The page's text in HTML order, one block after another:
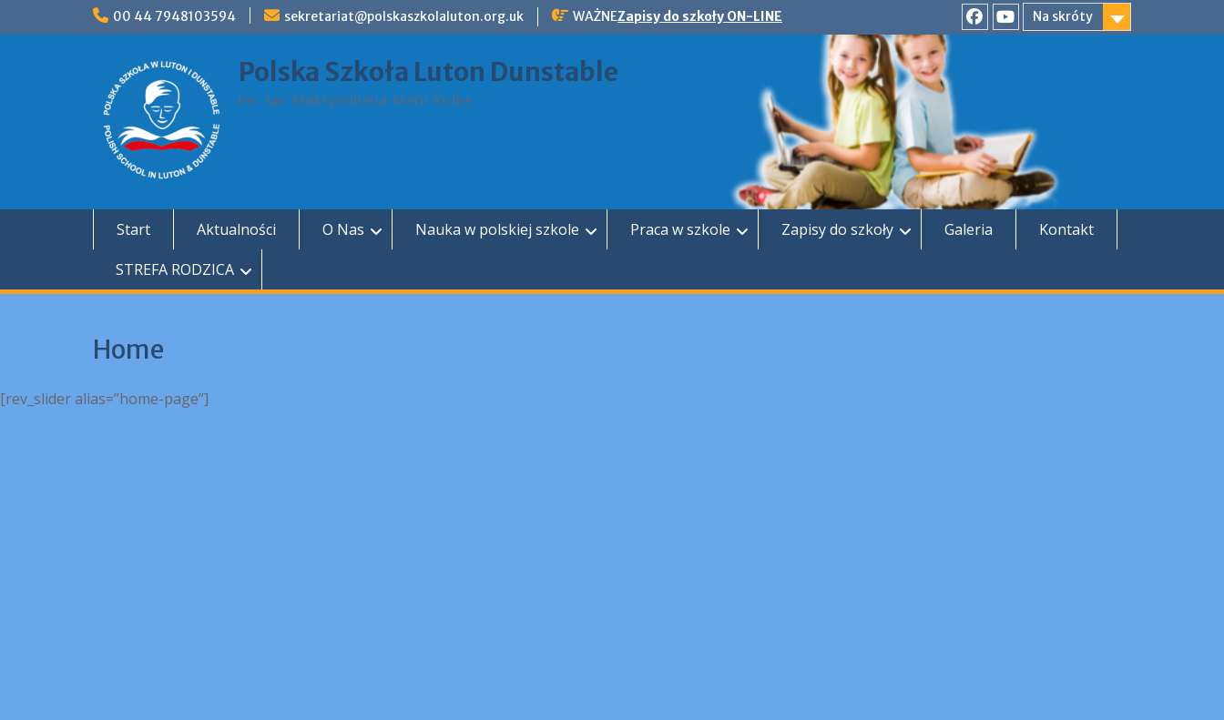
00 44 7948103594 sekretariat@polskaszkolaluton.org.uk WAŻNEZapisy do szkoły ON-LINE
Na skróty
FacebookYouTube
Polska Szkoła Luton Dunstable
im. św. Maksymiliana Marii Kolbe
Start Aktualności O Nas Nauka w polskiej szkole Praca w szkole Zapisy do szkoły Galeria
Kontakt
STREFA RODZICA
Home
[rev_slider alias=”home-page”]